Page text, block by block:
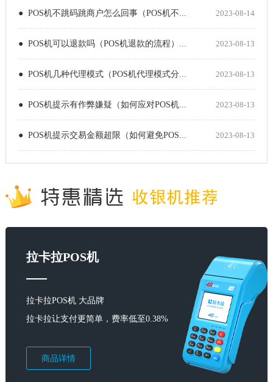
● POS机不跳码跳商户怎么回事（POS机不... 2023-08-14
● POS机可以退款吗（POS机退款的流程）... 2023-08-13
● POS机几种代理模式（POS机代理模式分... 2023-08-13
● POS机提示有作弊嫌疑（如何应对POS机... 2023-08-13
● POS机提示交易金额超限（如何避免POS... 2023-08-13
拉卡拉POS机
拉卡拉POS机 大品牌
拉卡拉让支付更简单，费率低至0.38%
商品详情